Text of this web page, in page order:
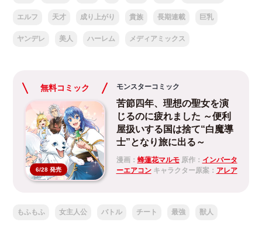
エルフ 天才 成り上がり 貴族 長期連載 巨乳
ヤンデレ 美人 ハーレム メディアミックス
無料コミック
6/28 発売
モンスターコミック
苦節四年、理想の聖女を演
じるのに疲れました ～便利
屋扱いする国は捨て“白魔導
士”となり旅に出る～
漫画： 蜂蓮花マルモ原作： インバータ
ーエアコンキャラクター原案： アレア
もふもふ 女主人公 バトル チート 最強 獣人